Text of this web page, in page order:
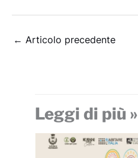
← Articolo precedente
Leggi di più »